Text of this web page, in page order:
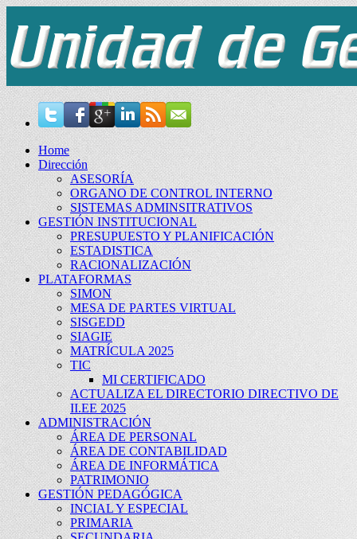
Home
Dirección
ASESORÍA
ORGANO DE CONTROL INTERNO
SISTEMAS ADMINSITRATIVOS
GESTIÓN INSTITUCIONAL
PRESUPUESTO Y PLANIFICACIÓN
ESTADISTICA
RACIONALIZACIÓN
PLATAFORMAS
SIMON
MESA DE PARTES VIRTUAL
SISGEDD
SIAGIE
MATRÍCULA 2025
TIC
MI CERTIFICADO
ACTUALIZA EL DIRECTORIO DIRECTIVO DE
II.EE 2025
ADMINISTRACIÓN
ÁREA DE PERSONAL
ÁREA DE CONTABILIDAD
ÁREA DE INFORMÁTICA
PATRIMONIO
GESTIÓN PEDAGÓGICA
INCIAL Y ESPECIAL
PRIMARIA